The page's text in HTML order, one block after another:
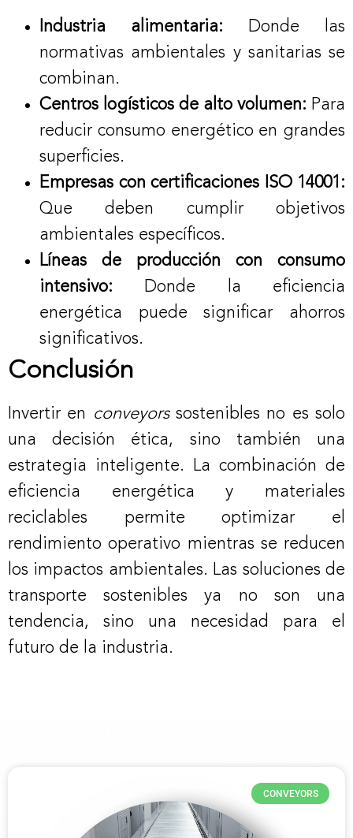
Industria alimentaria: Donde las
normativas ambientales y sanitarias se
combinan.
Centros logísticos de alto volumen: Para
reducir consumo energético en grandes
superficies.
Empresas con certificaciones ISO 14001:
Que deben cumplir objetivos
ambientales específicos.
Líneas de producción con consumo
intensivo: Donde la eficiencia
energética puede significar ahorros
significativos.
Conclusión
Invertir en conveyorssostenibles no es solo
una decisión ética, sino también una
estrategia inteligente. La combinación de
eficiencia energética y materiales
reciclables permite optimizar el
rendimiento operativo mientras se reducen
los impactos ambientales. Las soluciones de
transporte sostenibles ya no son una
tendencia, sino una necesidad para el
futuro de la industria.
CONVEYORS